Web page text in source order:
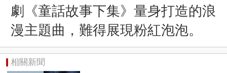
劇《童話故事下集》量身打造的浪
漫主題曲，難得展現粉紅泡泡。
相關新聞